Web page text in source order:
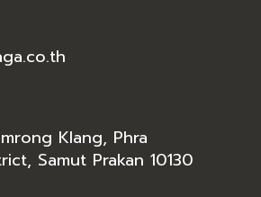
Klang, Phra
Samut Prakan 10130